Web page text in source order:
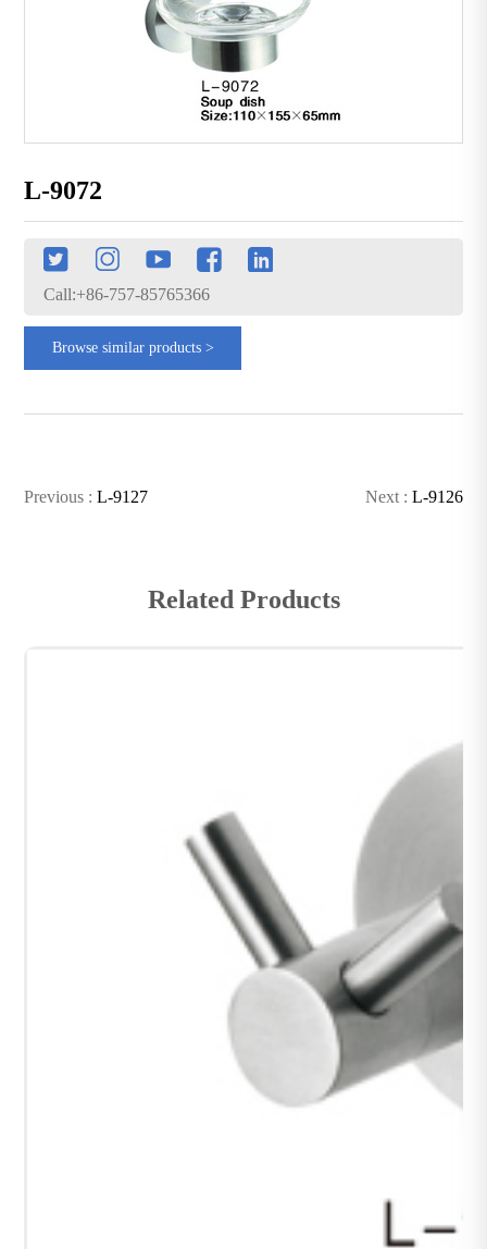
L-9072
Call:+86-757-85765366
Browse similar products >
Previous :L-9127 Next : L-9126
Related Products